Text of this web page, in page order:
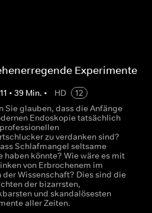
Experimente
11 • 39Min. • HD
12
Sie glauben, dass die Anfänge
Endoskopie tatsächlich
zu verdanken sind?
Schlafmangel seltsame
haben könnte? Wie wäre es mit
von Erbrochenem im
der Wissenschaft? Dies sind die
der bizarrsten,
und skandalösesten
aller Zeiten.